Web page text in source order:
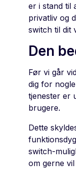
er i stand til
privatliv og
switch til dit
Den
Før vi går
dig for
tjenester er
brugere.
Dette
switch-
om gerne